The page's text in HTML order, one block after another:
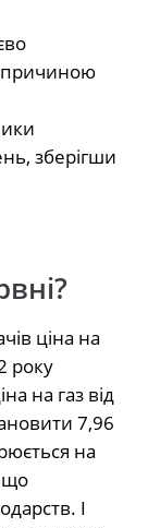
причиною
зберігши
ціна на
року
на газ від
7,96
на
що
І